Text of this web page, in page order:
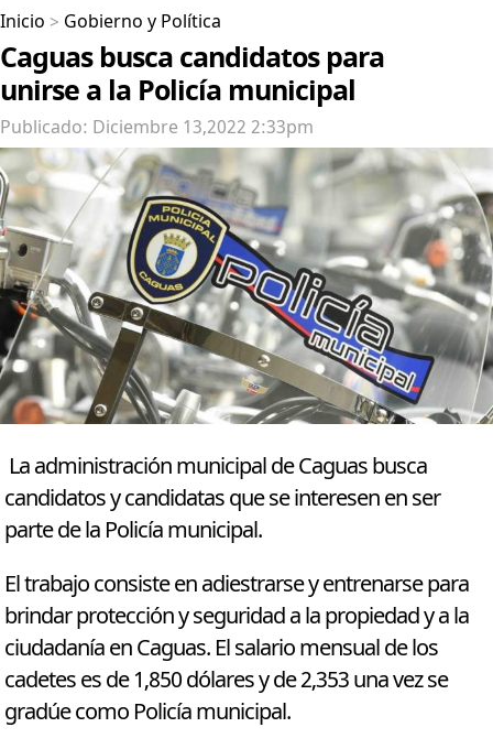
Inicio > Gobierno y Política
Caguas busca candidatos para
unirse a la Policía municipal
Publicado: Diciembre 13,2022 2:33pm
La administración municipal de Caguas busca
candidatos y candidatas que se interesen en ser
parte de la Policía municipal.
El trabajo consiste en adiestrarse y entrenarse para
brindar protección y seguridad a la propiedad y a la
ciudadanía en Caguas. El salario mensual de los
cadetes es de 1,850 dólares y de 2,353 una vez se
gradúe como Policía municipal.